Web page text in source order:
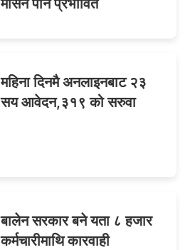
मेसिन पनि प्रभावित
महिना दिनमै अनलाइनबाट २३
सय आवेदन,३१९ को सरुवा
बालेन सरकार बने यता ८ हजार
कर्मचारीमाथि कारवाही